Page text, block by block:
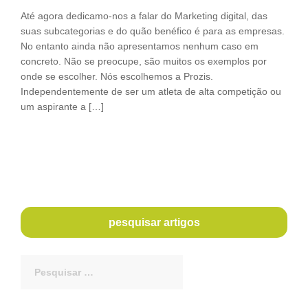
Até agora dedicamo-nos a falar do Marketing digital, das
suas subcategorias e do quão benéfico é para as empresas.
No entanto ainda não apresentamos nenhum caso em
concreto. Não se preocupe, são muitos os exemplos por
onde se escolher. Nós escolhemos a Prozis.
Independentemente de ser um atleta de alta competição ou
um aspirante a […]
pesquisar artigos
por: